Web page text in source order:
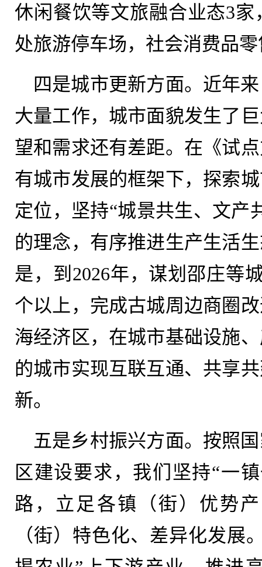
休闲餐饮等文旅融合业态3
处旅游停车场，社会消费品
四是城市更新方面。近年
大量工作，城市面貌发生了
望和需求还有差距。在《试
有城市发展的框架下，探索
定位，坚持“城景共生、文产
的理念，有序推进生产生活
是，到2026年，谋划邵庄等
个以上，完成古城周边商圈
海经济区，在城市基础设施
的城市实现互联互通、共享
新。
五是乡村振兴方面。按照
区建设要求，我们坚持“一
路，立足各镇（街）优势
（街）特色化、差异化发展